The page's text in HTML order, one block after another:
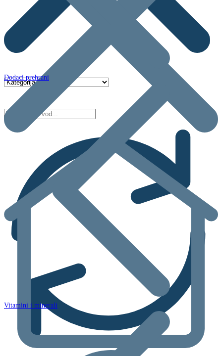
Dodaci prehrani
Vitamini i minerali